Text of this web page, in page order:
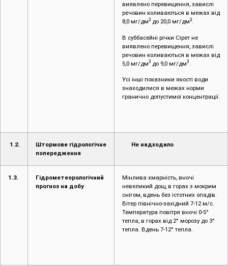
виявлено перевищення, завислі
речовин коливаються в межах від
8,0 мг/дм3 до 20,0 мг/дм3 .
В суббасейні річки Сірет не
виявлено перевищення, завислі
речовин коливаються в межах від
5,0 мг/дм3 до 9,0 мг/дм3
Усі інші показники якості води
знаходилися в межах норми
гранично допустимої концентрації.
1.2.
Штормове гідрологічне
попередження
Не надходило
1.3.
Гідрометеорологічний
прогноз на добу
Мінлива хмарність, вночі
невеликий дощ, в горах з мокрим
снігом, вдень без істотних опадів.
Вітер північно-західний 7-12 м/с.
Температура повітря вночі 0-5°
тепла, в горах від 2° морозу до 3°
тепла. Вдень 7-12° тепла.